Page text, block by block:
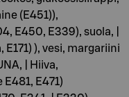
(E451)),
E450, E339), suola, |
), vesi, margariini
| Hiiva,
E471)